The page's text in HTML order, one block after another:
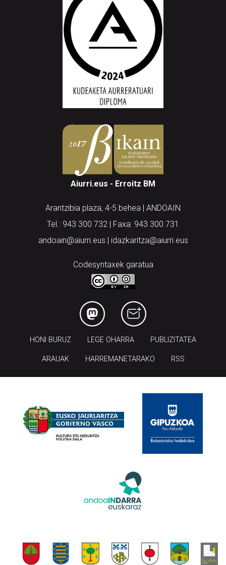
Aiurri.eus - Erroitz BM
Arantzibia plaza, 4-5 behea | ANDOAIN
Tel.: 943 300 732 | Faxa: 943 300 731
andoain@aiurri.eus | idazkaritza@aiurri.eus
Codesyntaxek garatua
HONI BURUZ LEGE OHARRA PUBLIZITATEA
ARAUAK HARREMANETARAKO RSS